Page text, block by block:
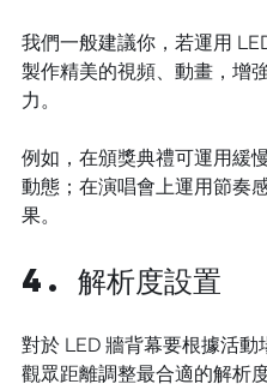
我們一般建議你，若運用
製作精美的視頻、動畫，增
力。
例如，在頒獎典禮可運用緩
動態；在演唱會上運用節奏
果。
4. 解析度設置
對於 LED 牆背幕要根據活動
觀眾距離調整最合適的解析度